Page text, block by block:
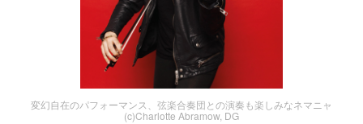
変幻自在のパフォーマンス、弦楽合奏団との演奏も楽しみなネマニャ
(c)Charlotte Abramow, DG